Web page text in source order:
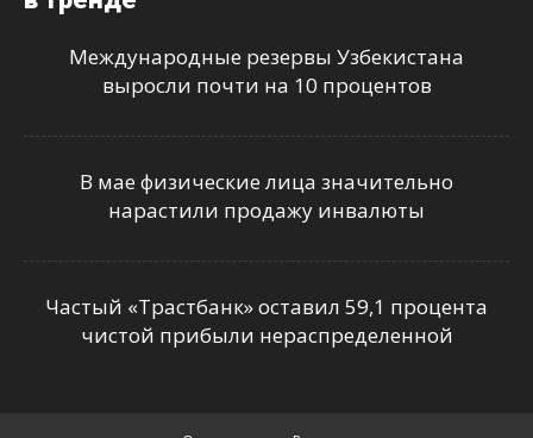
Международные резервы Узбекистана
выросли почти на 10 процентов
В мае физические лица значительно
нарастили продажу инвалюты
Частый «Трастбанк» оставил 59,1 процента
чистой прибыли нераспределенной